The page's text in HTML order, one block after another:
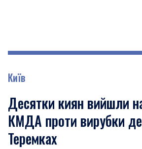
Київ
Десятки киян вийшли
КМДА проти вирубки
Теремках